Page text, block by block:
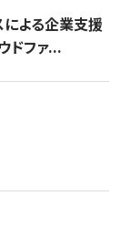
による企業支援
ドファ...